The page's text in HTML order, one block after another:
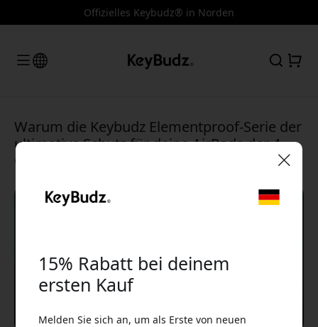
Offizielles Keybudz® in Norden
Warum die Keybudz Elementproof-Serie der
ultimative Schutz für deine AirPods der 4.
Generation ist
15% Rabatt bei deinem
ersten Kauf
Melden Sie sich an, um als Erste von neuen
Rabatt zu erhalten.